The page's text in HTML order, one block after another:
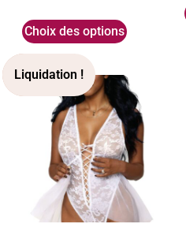
Choix des options